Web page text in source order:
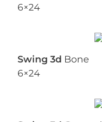
6×24
Swing 3d Bone
6×24